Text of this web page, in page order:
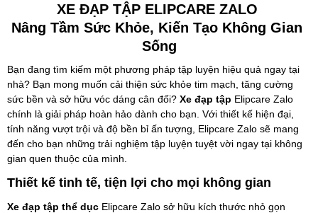
XE ĐẠP TẬP ELIPCARE ZALO
Nâng Tầm Sức Khỏe, Kiến Tạo Không Gian
Sống
Bạn đang tìm kiếm một phương pháp tập luyện hiệu quả ngay tại
nhà? Bạn mong muốn cải thiện sức khỏe tim mạch, tăng cường
sức bền và sở hữu vóc dáng cân đối? Xe đạp tập Elipcare Zalo
chính là giải pháp hoàn hảo dành cho bạn. Với thiết kế hiện đại,
tính năng vượt trội và độ bền bỉ ấn tượng, Elipcare Zalo sẽ mang
đến cho bạn những trải nghiệm tập luyện tuyệt vời ngay tại không
gian quen thuộc của mình.
Thiết kế tinh tế, tiện lợi cho mọi không gian
Xe đạp tập thể dục Elipcare Zalo sở hữu kích thước nhỏ gọn